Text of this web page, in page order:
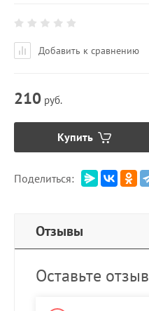
Добавить к сравнению
210 руб.
Купить
Поделиться:
Отзывы
Оставьте отзыв